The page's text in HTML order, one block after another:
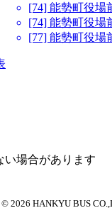
[74] 能勢町役
[74] 能勢町役
[77] 能勢町役
場合があります
2026 HANKYU BUS